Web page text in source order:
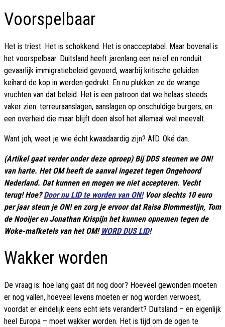
Voorspelbaar
Het is triest. Het is schokkend. Het is onacceptabel. Maar bovenal is
het voorspelbaar. Duitsland heeft jarenlang een naïef en ronduit
gevaarlijk immigratiebeleid gevoerd, waarbij kritische geluiden
keihard de kop in werden gedrukt. En nu plukken ze de wrange
vruchten van dat beleid. Het is een patroon dat we helaas steeds
vaker zien: terreuraanslagen, aanslagen op onschuldige burgers, en
een overheid die maar blijft doen alsof het allemaal wel meevalt.
Want joh, weet je wie écht kwaadaardig zijn? AfD. Oké dan.
(Artikel gaat verder onder deze oproep) Bij DDS steunen we ON!
van harte. Het OM heeft de aanval ingezet tegen Ongehoord
Nederland. Dat kunnen en mogen we niet accepteren. Vecht
terug! Hoe?Door nu LID te worden van ON!Voor slechts 10 euro
per jaar steun je ON! en zorg je ervoor dat Raisa Blommestijn, Tom
de Nooijer en Jonathan Krispijn het kunnen opnemen tegen de
Woke-mafketels van het OM! WORD DUS LID!
Wakker worden
De vraag is: hoe lang gaat dit nog door? Hoeveel gewonden moeten
er nog vallen, hoeveel levens moeten er nog worden verwoest,
voordat er eindelijk eens echt iets verandert? Duitsland – en eigenlijk
heel Europa – moet wakker worden. Het is tijd om de ogen te